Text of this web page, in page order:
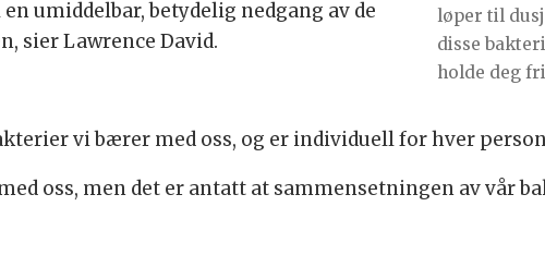
løper til
disse
holde deg
umiddelbar, betydelig nedgang av de
sier Lawrence David.
vi bærer med oss, og er individuell for hver
oss, men det er antatt at sammensetningen av vår